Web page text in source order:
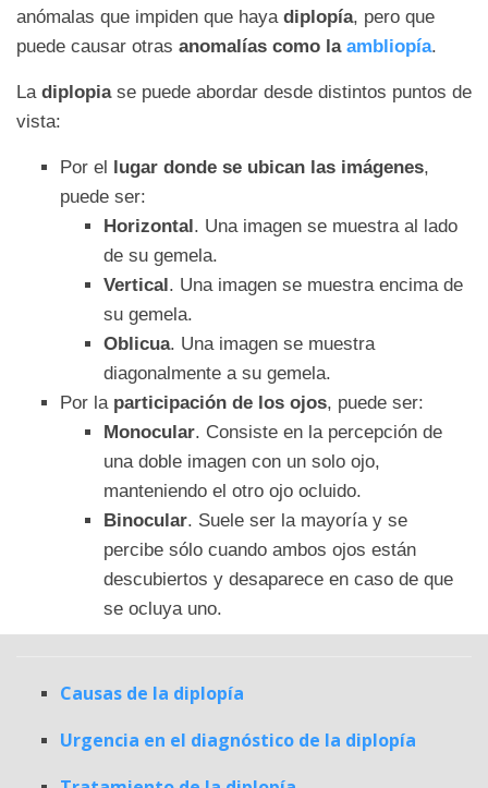
anómalas que impiden que haya diplopía, pero que
puede causar otras anomalías como la ambliopía.
La diplopiase puede abordar desde distintos puntos de
vista:
Por el lugar donde se ubican las imágenes,
puede ser:
Horizontal. Una imagen se muestra al lado
de su gemela.
Vertical. Una imagen se muestra encima de
su gemela.
Oblicua. Una imagen se muestra
diagonalmente a su gemela.
Por la participación de los ojos, puede ser:
Monocular. Consiste en la percepción de
una doble imagen con un solo ojo,
manteniendo el otro ojo ocluido.
Binocular. Suele ser la mayoría y se
percibe sólo cuando ambos ojos están
descubiertos y desaparece en caso de que
se ocluya uno.
Causas de la diplopía
Urgencia en el diagnóstico de la diplopía